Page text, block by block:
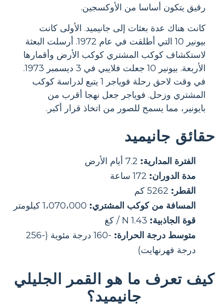
رقيق يتكون أساسا من الأوكسجين.
كانت هناك عدة بعثات إلى جانيميد. الأولى كانت
بيونير 10 التي أطلقت في عام 1972. أرسلت البعثة
لاستكشاف كوكب المشتري كوكب الأرض وأقمارها
الأربعة. بيونير 10 جعلت فلايبي في 3 ديسمبر 1973.
في وقت لاحق رحلة فوياجر 1 يتبع لدراسة كوكب
المشتري وزحل. فوياجر جعل نهجا أقرب من
بايونير، مما يسمح للصور من اتخاذ قرار أكبر.
حقائق جانيميد
الفترة المدارية:
مدة الدوران:
القطر:
المسافة من كوكب المشتري:
قوة الجاذبية:
متوسط ​​درجة الحرارة:
-160 درجة مئوية (-256
درجة فهرنهايت)
كيف تعرف ما هو القمر الجليلي
جانيميد؟